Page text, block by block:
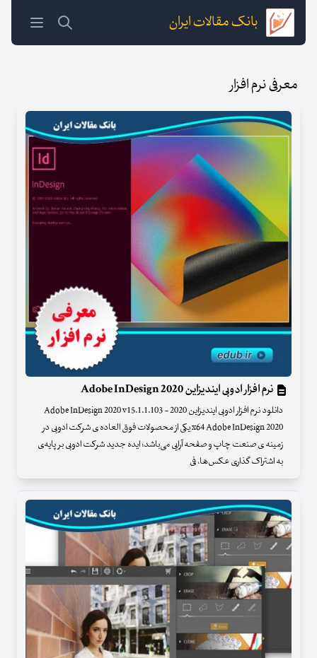
بانک مقالات ایران
معرفی نرم افزار
نرم افزار ادوبی ایندیزاین Adobe InDesign 2020
دانلود نرم افزار ادوبی ایندیزاین 2020 - Adobe InDesign 2020 v15.1.1.103
x64 Adobe InDesign 2020 یکی از محصولات فوق العاده ی شرکت ادوبی در
زمینه ی صنعت چاپ و صفحه آرایی می‌باشد؛ ایده جدید شرکت ادوبی بر پایه‌ی
به اشتراک گذاری عکس‌ها، فی